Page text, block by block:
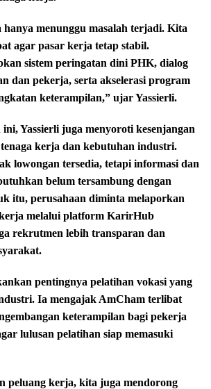
hanya menunggu masalah terjadi. Kita
agar pasar kerja tetap stabil.
sistem peringatan dini PHK, dialog
dan pekerja, serta akselerasi program
keterampilan,” ujar Yassierli.
Yassierli juga menyoroti kesenjangan
kerja dan kebutuhan industri.
lowongan tersedia, tetapi informasi dan
belum tersambung dengan
itu, perusahaan diminta melaporkan
melalui platform KarirHub
rekrutmen lebih transparan dan
pentingnya pelatihan vokasi yang
Ia mengajak AmCham terlibat
keterampilan bagi pekerja
lulusan pelatihan siap memasuki
peluang kerja, kita juga mendorong